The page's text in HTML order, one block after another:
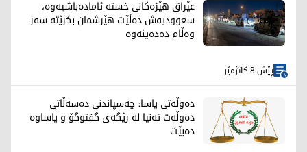
عێراق هێزەکانی خستە ئامادەباشیەوە،
سعوودیەش دەڵێت هێرشمان بکرێتە سەر
وەڵام دەدەینەوە
پێش 8 کاتژمێر
دەوڵەتی یاسا: چەسپاندنی دەسەڵاتی
دەوڵەت تەنیا لە رێگەی گفتوگۆ و یاساوە
دەبێت